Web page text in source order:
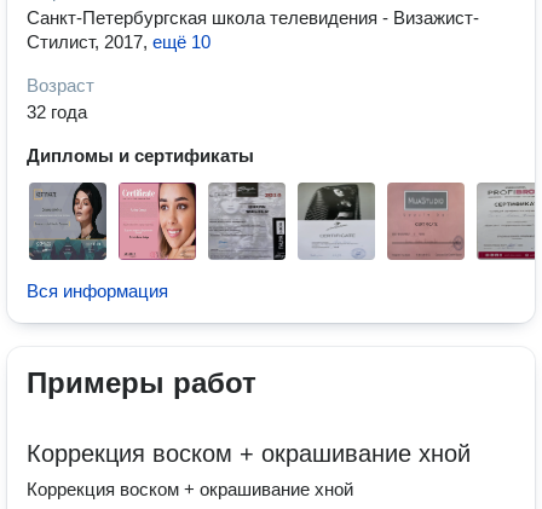
Санкт-Петербургская школа телевидения - Визажист-
Стилист, 2017, ещё 10
Возраст
32 года
Дипломы и сертификаты
Вся информация
Примеры работ
Коррекция воском + окрашивание хной
Коррекция воском + окрашивание хной